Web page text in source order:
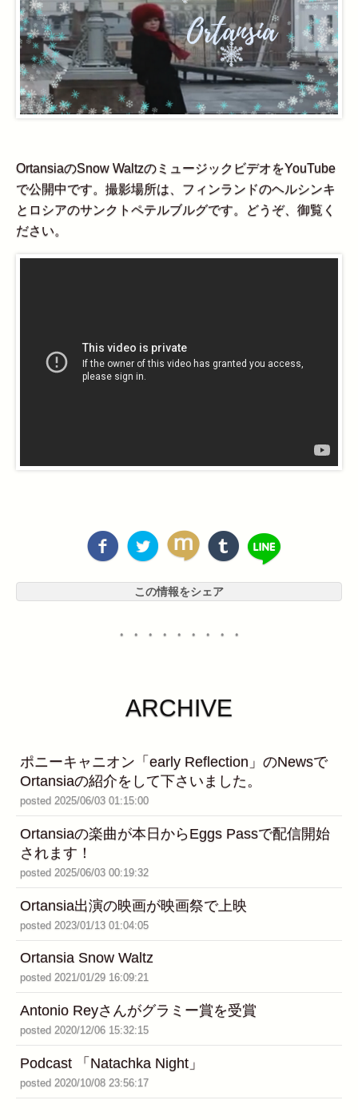
OrtansiaのSnow WaltzのミュージックビデオをYouTube
で公開中です。撮影場所は、フィンランドのヘルシンキ
とロシアのサンクトペテルブルグです。どうぞ、御覧く
ださい。
この情報をシェア
・・・・・・・・・
ARCHIVE
ポニーキャニオン「early Reflection」のNewsで
Ortansiaの紹介をして下さいました。
posted 2025/06/03 01:15:00
Ortansiaの楽曲が本日からEggs Passで配信開始
されます！
posted 2025/06/03 00:19:32
Ortansia出演の映画が映画祭で上映
posted 2023/01/13 01:04:05
Ortansia Snow Waltz
posted 2021/01/29 16:09:21
Antonio Reyさんがグラミー賞を受賞
posted 2020/12/06 15:32:15
Podcast 「Natachka Night」
posted 2020/10/08 23:56:17